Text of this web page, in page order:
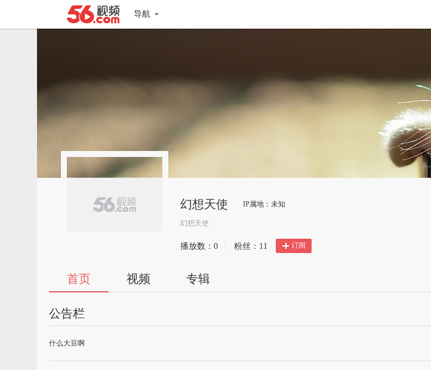
导航
幻想天使 IP属地：未知
幻想天使
播放数： 0 粉丝： 11 订阅
首页 视频 专辑
公告栏
什么大豆啊